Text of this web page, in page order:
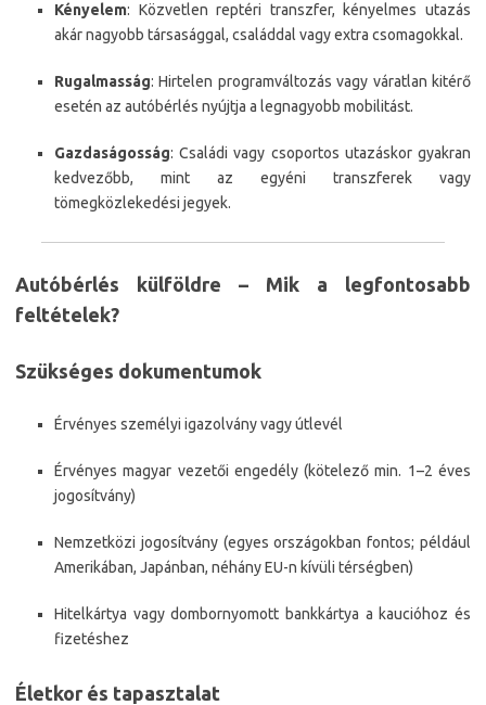
Kényelem: Közvetlen reptéri transzfer, kényelmes utazás
akár nagyobb társasággal, családdal vagy extra csomagokkal.
Rugalmasság: Hirtelen programváltozás vagy váratlan kitérő
esetén az autóbérlés nyújtja a legnagyobb mobilitást.
Gazdaságosság: Családi vagy csoportos utazáskor gyakran
kedvezőbb, mint az egyéni transzferek vagy
tömegközlekedési jegyek.
Autóbérlés külföldre – Mik a legfontosabb
feltételek?
Szükséges dokumentumok
Érvényes személyi igazolvány vagy útlevél
Érvényes magyar vezetői engedély (kötelező min. 1–2 éves
jogosítvány)
Nemzetközi jogosítvány (egyes országokban fontos; például
Amerikában, Japánban, néhány EU-n kívüli térségben)
Hitelkártya vagy dombornyomott bankkártya a kaucióhoz és
fizetéshez
Életkor és tapasztalat